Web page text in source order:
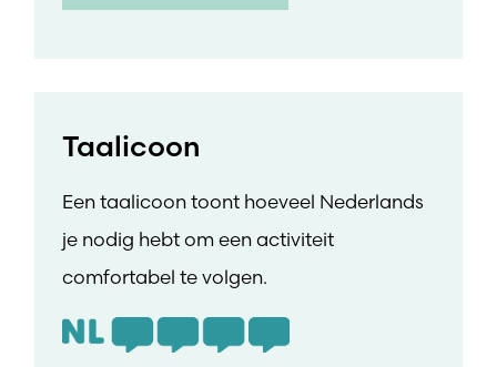
Taalicoon
Een taalicoon toont hoeveel Nederlands
je nodig hebt om een activiteit
comfortabel te volgen.